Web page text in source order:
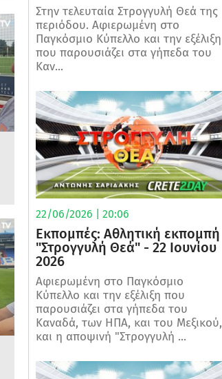
Στην τελευταία Στρογγυλή Θεά της
περιόδου. Αφιερωμένη στο
Παγκόσμιο Κύπελλο και την εξέλιξη
που παρουσιάζει στα γήπεδα του
Καν...
22/06/2026 | 20:06
Εκπομπές: Αθλητική εκπομπή
"Στρογγυλή Θεά" - 22 Ιουνίου
2026
Αφιερωμένη στο Παγκόσμιο
Κύπελλο και την εξέλιξη που
παρουσιάζει στα γήπεδα του
Καναδά, των ΗΠΑ, και του Μεξικού,
και η αποψινή "Στρογγυλή ...